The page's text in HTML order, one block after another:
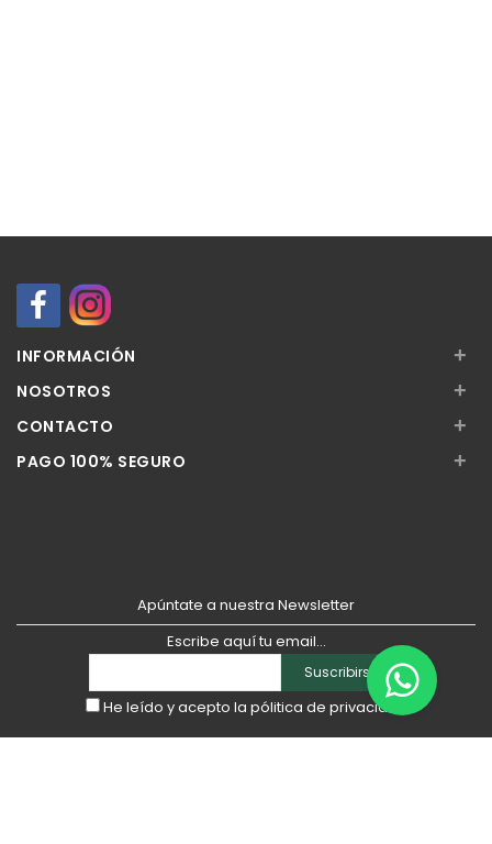
INFORMACIÓN +
NOSOTROS +
CONTACTO +
PAGO 100% SEGURO +
Apúntate a nuestra Newsletter
Escribe aquí tu email...
Suscribirse
He leído y acepto la pólitica de privacidad